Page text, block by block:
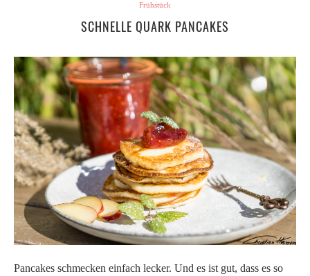
Frühstück
SCHNELLE QUARK PANCAKES
Pancakes schmecken einfach lecker. Und es ist gut, dass es so